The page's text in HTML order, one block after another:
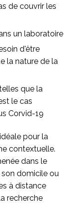
de couvrir les
un laboratoire
d'être
la nature de la
que la
le cas
Corvid-19
pour la
contextuelle.
dans le
domicile ou
à distance
recherche